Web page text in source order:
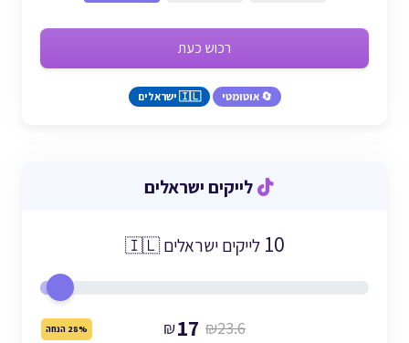
רכוש כעת
🔄 אוטומטי 🇮🇱 ישראלים
לייקים ישראלים
10 לייקים ישראלים 🇮🇱
₪17 ₪23.6 28% הנחה